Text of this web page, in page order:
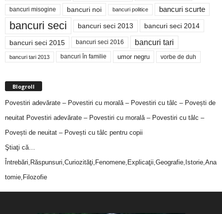
bancuri misogine bancuri noi bancuri politice bancuri scurte
bancuri seci bancuri seci 2013 bancuri seci 2014
bancuri seci 2015 bancuri seci 2016 bancuri tari
bancuri tari 2013 bancuri în familie umor negru vorbe de duh
Blogroll
Povestiri adevărate – Povestiri cu morală – Povestiri cu tâlc – Povești de
neuitat Povestiri adevărate – Povestiri cu morală – Povestiri cu tâlc –
Povești de neuitat – Povești cu tâlc pentru copii
Ştiaţi că…
Întrebări,Răspunsuri,Curiozităţi,Fenomene,Explicaţii,Geografie,Istorie,Ana
tomie,Filozofie